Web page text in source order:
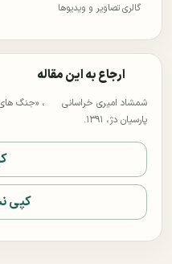
گالری تصاویر و ویدیوها
ارجاع به این مقاله
شمشاد امیری خراسانی
، «جنگ
پارسیان دژ، ۱۳۹۱.
کپی